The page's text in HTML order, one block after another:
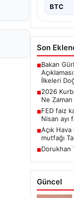
BTC
Son
■Bakan
İlkeleri
■2026
Ne
■FED faiz
Nisan ayı
■Açık
mutfağı
■Dorukhan
Güncel